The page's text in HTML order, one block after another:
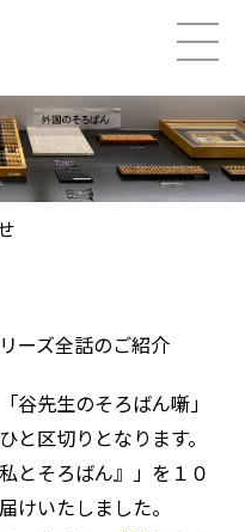
ーズ全話のご紹介
谷先生のそろばん噺」
と区切りとなります。
とそろばん』」を１０
けいたしました。